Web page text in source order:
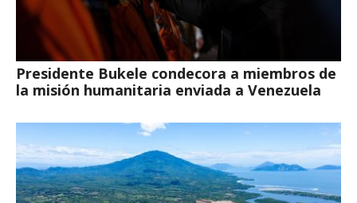
Presidente Bukele condecora a miembros de
la misión humanitaria enviada a Venezuela